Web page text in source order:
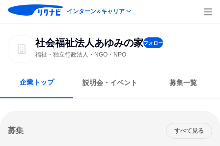
インターン＆キャリア
社会福祉法人あゆみの家フォロー
福祉・独立行政法人・NGO・NPO
企業トップ 説明会・イベント 募集一覧
募集 すべて見る